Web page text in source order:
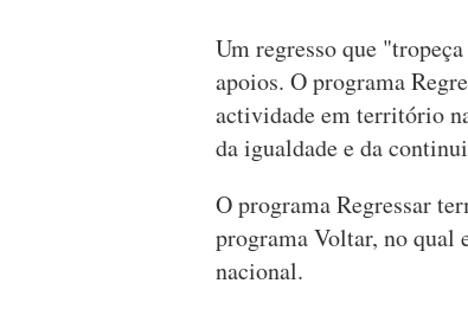
Um regresso que
apoios. O programa
actividade em território
da igualdade e da
O programa Regressar
programa Voltar, no qual
nacional.